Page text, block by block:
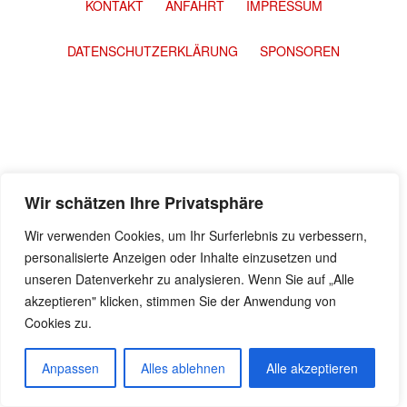
Wir schätzen Ihre Privatsphäre
Wir verwenden Cookies, um Ihr Surferlebnis zu verbessern,
personalisierte Anzeigen oder Inhalte einzusetzen und
unseren Datenverkehr zu analysieren. Wenn Sie auf „Alle
akzeptieren" klicken, stimmen Sie der Anwendung von
Cookies zu.
Anpassen Alles ablehnen Alle akzeptieren
KONTAKT ANFAHRT IMPRESSUM
DATENSCHUTZERKLÄRUNG SPONSOREN